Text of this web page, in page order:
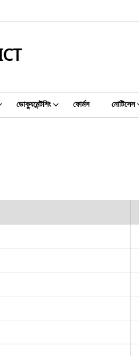
ডোক্যুমেন্টশিং ফোর্মস নোটিসেস